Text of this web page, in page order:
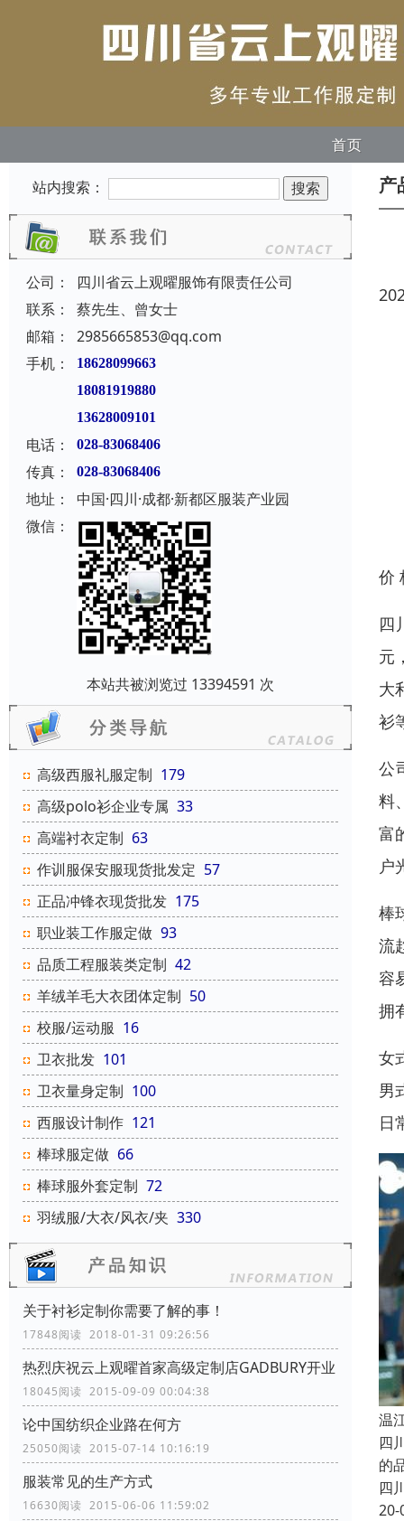
首页
站内搜索：
公司：
四川省云上观曜服饰有限责任公司
联系：
蔡先生、曾女士
邮箱：
2985665853@qq.com
手机：
18628099663
18081919880
13628009101
电话： 028-83068406
传真： 028-83068406
地址：
中国·四川·成都·新都区服装产业园
微信：
本站共被浏览过 13394591 次
高级西服礼服定制 179
高级polo衫企业专属 33
高端衬衣定制 63
作训服保安服现货批发定 57
正品冲锋衣现货批发 175
职业装工作服定做 93
品质工程服装类定制 42
羊绒羊毛大衣团体定制 50
校服/运动服 16
卫衣批发 101
卫衣量身定制 100
西服设计制作 121
棒球服定做 66
棒球服外套定制 72
羽绒服/大衣/风衣/夹 330
关于衬衫定制你需要了解的事！
17848阅读 2018-01-31 09:26:56
热烈庆祝云上观曜首家高级定制店GADBURY开业
18045阅读 2015-09-09 00:04:38
论中国纺织企业路在何方
25050阅读 2015-07-14 10:16:19
服装常见的生产方式
16630阅读 2015-06-06 11:59:02
产
价
四
元
大
衫
公
料
富
户
棒
流
容
拥
女
男
日
温
四
的
四
20-